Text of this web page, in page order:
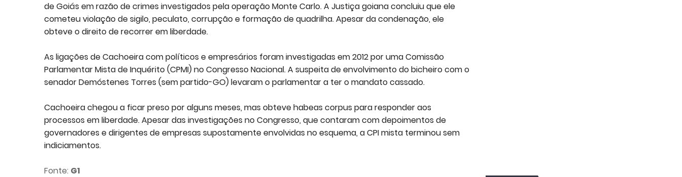
de Goiás em razão de crimes investigados pela operação Monte Carlo. A Justiça goiana concluiu que ele
cometeu violação de sigilo, peculato, corrupção e formação de quadrilha. Apesar da condenação, ele
obteve o direito de recorrer em liberdade.
As ligações de Cachoeira com políticos e empresários foram investigadas em 2012 por uma Comissão
Parlamentar Mista de Inquérito (CPMI) no Congresso Nacional. A suspeita de envolvimento do bicheiro com o
senador Demóstenes Torres (sem partido-GO) levaram o parlamentar a ter o mandato cassado.
Cachoeira chegou a ficar preso por alguns meses, mas obteve habeas corpus para responder aos
processos em liberdade. Apesar das investigações no Congresso, que contaram com depoimentos de
governadores e dirigentes de empresas supostamente envolvidas no esquema, a CPI mista terminou sem
indiciamentos.
Fonte: G1